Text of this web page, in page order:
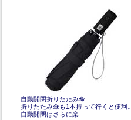
自動開閉折りたたみ傘
折りたたみ傘も1本持って行くと便利。
自動開閉はさらに楽